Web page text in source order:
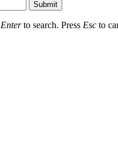
Submit
Enterto search. Press Esc to